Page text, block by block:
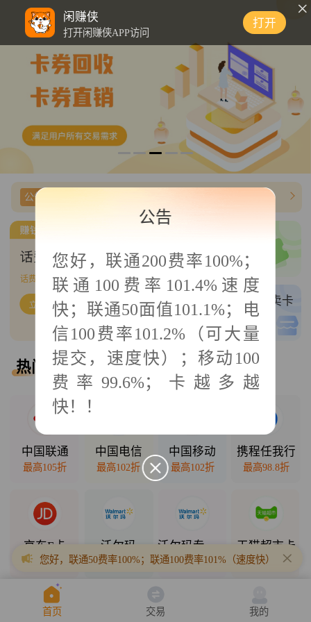
闲赚侠
打开闲赚侠APP访问
打开
公告信息
话费帮充999+ 单可接
三网话费/商超直充
权益帮充
0 单可接
买卡/卖卡
低买高卖
热门回收 热门直销
中国联通
最高105折
中国电信
最高102折
中国移动
最高102折
携程任我行
最高98.8折
京东E卡
最高98折
沃尔玛
最高98.5折 最高94.3折
天猫超市卡
最高94.7折
公告
您好， 联通200费率100%；
联通100费率101.4%速度
快；联通50面值101.1%；电
信100费率101.2%（可大量
提交，速度快）；移动100
费率99.6%；卡越多越
快！！
2025年10月11日
您好，联通50费率100%；联通100费率101%（速度快）；联通
首页 交易 我的